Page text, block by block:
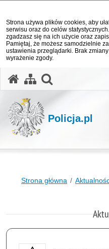
Strona używa plików cookies, aby
serwisu oraz do celów
zgadzasz się na ich użycie oraz
Pamiętaj, że możesz samodzielnie
ustawienia przeglądarki. Brak
wyrażenie zgody.
Policja.pl
Strona główna